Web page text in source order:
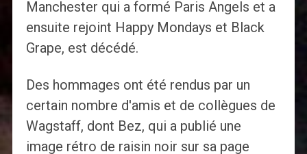
Manchester qui a formé Paris Angels et a
ensuite rejoint Happy Mondays et Black
Grape, est décédé.
Des hommages ont été rendus par un
certain nombre d'amis et de collègues de
Wagstaff, dont Bez, qui a publié une
image rétro de raisin noir sur sa page